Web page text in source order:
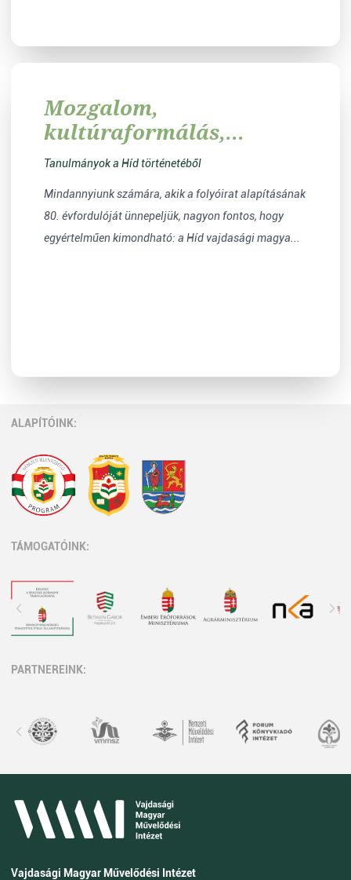
Mozgalom,
kultúraformálás,
irodalmi gondolkodás
Tanulmányok a Híd történetéből
Mindannyiunk számára, akik a folyóirat alapításának
80. évfordulóját ünnepeljük, nagyon fontos, hogy
egyértelműen kimondható: a Híd vajdasági magya...
ALAPÍTÓINK:
TÁMOGATÓINK:
PARTNEREINK:
Vajdasági Magyar Művelődési Intézet